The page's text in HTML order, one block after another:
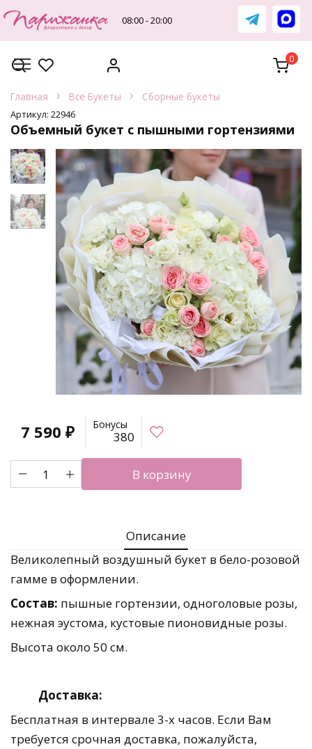
к
содержанию
08:00 - 20:00
0
Главная Все Букеты Сборные букеты
Артикул: 22946
Объемный букет с пышными гортензиями
7 590 ₽ Бонусы
380
Количество
товара
В корзину
Описание
Великолепный воздушный букет в бело-розовой
гамме в оформлении.
Состав: пышные гортензии, одноголовые розы,
нежная эустома, кустовые пионовидные розы.
Высота около 50 см.
Доставка:
Бесплатная в интервале 3-х часов. Если Вам
требуется срочная доставка, пожалуйста,